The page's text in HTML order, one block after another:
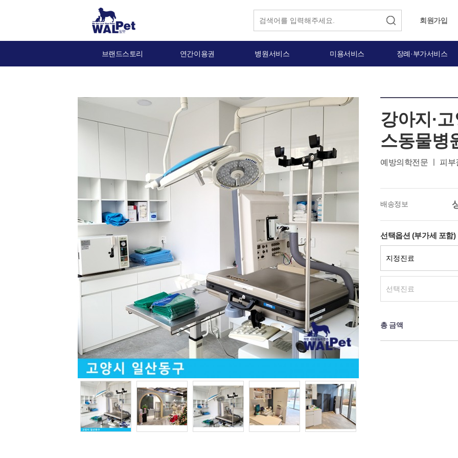
회원가입
브랜드스토리 연간이용권 병원서비스 미용서비스 장례·부가서비스
강아지·
스동물병
예방의학전문 ㅣ 피
배송정보
선택옵션 (부가세 포함)
총 금액